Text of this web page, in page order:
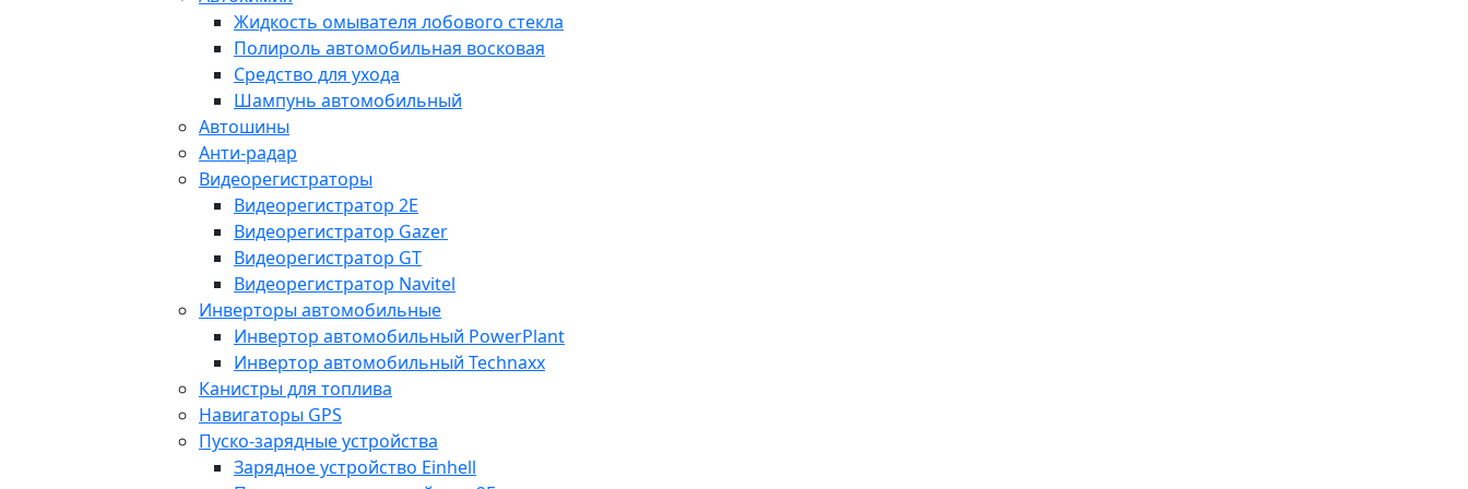
Жидкость омывателя лобового стекла
Полироль автомобильная восковая
Средство для ухода
Шампунь автомобильный
Автошины
Анти-радар
Видеорегистраторы
Видеорегистратор 2E
Видеорегистратор Gazer
Видеорегистратор GT
Видеорегистратор Navitel
Инверторы автомобильные
Инвертор автомобильный PowerPlant
Инвертор автомобильный Technaxx
Канистры для топлива
Навигаторы GPS
Пуско-зарядные устройства
Зарядное устройство Einhell